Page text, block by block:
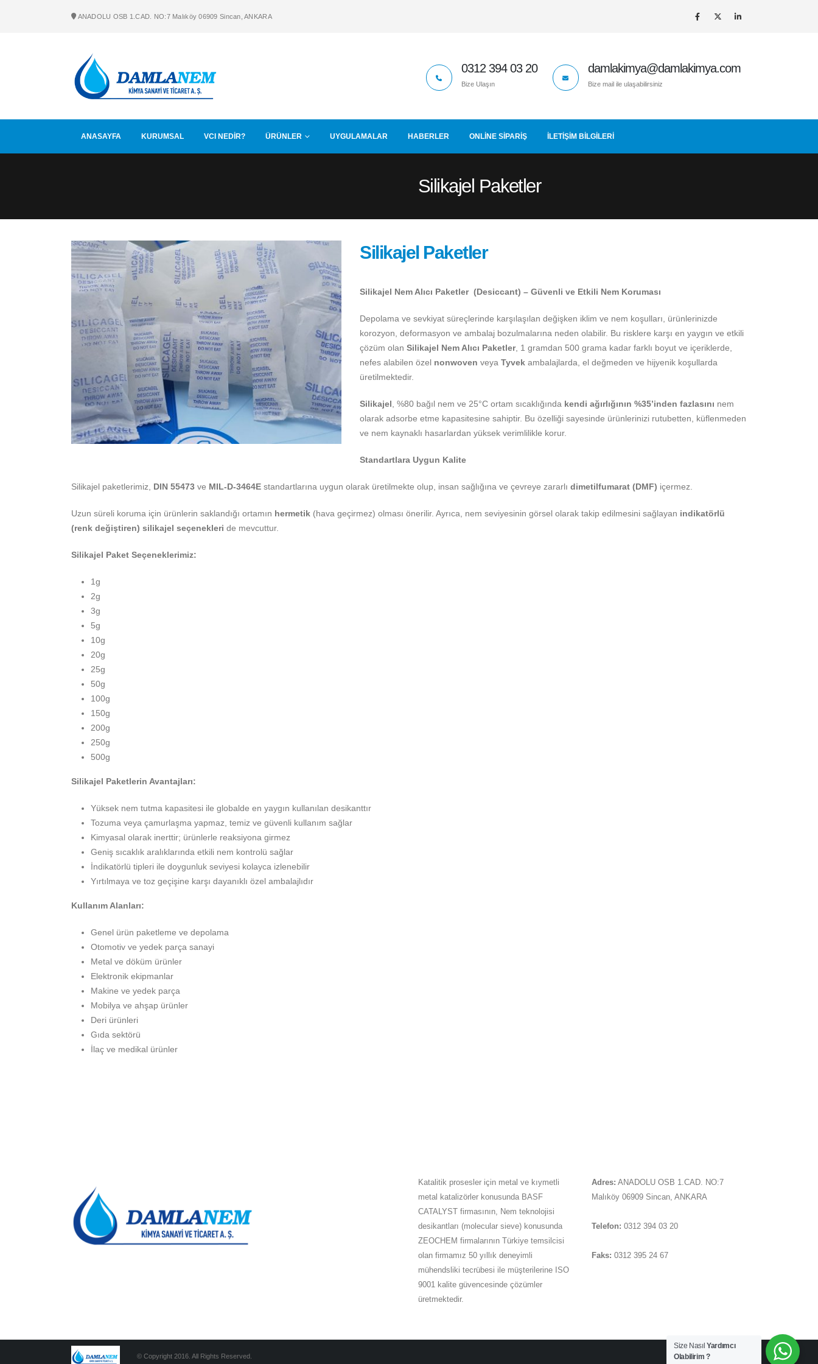
ANADOLU OSB 1.CAD. NO:7 Malıköy 06909 Sincan, ANKARA
0312 394 03 20
Bize Ulaşın
damlakimya@damlakimya.com
Bize mail ile ulaşabilirsiniz
ANASAYFA KURUMSAL VCI NEDİR? ÜRÜNLER UYGULAMALAR HABERLER ONLINE SIPARIŞ İLETIŞIM BİLGİLERİ
Silikajel Paketler
Silikajel Paketler
Silikajel Nem Alıcı Paketler (Desiccant) – Güvenli ve Etkili Nem Koruması
Depolama ve sevkiyat süreçlerinde karşılaşılan değişken iklim ve nem koşulları, ürünlerinizde
korozyon, deformasyon ve ambalaj bozulmalarına neden olabilir. Bu risklere karşı en yaygın ve etkili
çözüm olan Silikajel Nem Alıcı Paketler, 1 gramdan 500 grama kadar farklı boyut ve içeriklerde,
nefes alabilen özel nonwoven veya Tyvek ambalajlarda, el değmeden ve hijyenik koşullarda
üretilmektedir.
Silikajel , %80 bağıl nem ve 25°C ortam sıcaklığında kendi ağırlığının %35’inden fazlasını nem
olarak adsorbe etme kapasitesine sahiptir. Bu özelliği sayesinde ürünlerinizi rutubetten, küflenmeden
ve nem kaynaklı hasarlardan yüksek verimlilikle korur.
Standartlara Uygun Kalite
Silikajel paketlerimiz, DIN 55473 ve MIL-D-3464E standartlarına uygun olarak üretilmekte olup, insan sağlığına ve çevreye zararlı dimetilfumarat (DMF) içermez.
Uzun süreli koruma için ürünlerin saklandığı ortamın hermetik (hava geçirmez) olması önerilir. Ayrıca, nem seviyesinin görsel olarak takip edilmesini sağlayan indikatörlü
(renk değiştiren) silikajel seçenekleri de mevcuttur.
Silikajel Paket Seçeneklerimiz:
1g
2g
3g
5g
10g
20g
25g
50g
100g
150g
200g
250g
500g
Silikajel Paketlerin Avantajları:
Yüksek nem tutma kapasitesi ile globalde en yaygın kullanılan desikanttır
Tozuma veya çamurlaşma yapmaz, temiz ve güvenli kullanım sağlar
Kimyasal olarak inerttir; ürünlerle reaksiyona girmez
Geniş sıcaklık aralıklarında etkili nem kontrolü sağlar
İndikatörlü tipleri ile doygunluk seviyesi kolayca izlenebilir
Yırtılmaya ve toz geçişine karşı dayanıklı özel ambalajlıdır
Kullanım Alanları:
Genel ürün paketleme ve depolama
Otomotiv ve yedek parça sanayi
Metal ve döküm ürünler
Elektronik ekipmanlar
Makine ve yedek parça
Mobilya ve ahşap ürünler
Deri ürünleri
Gıda sektörü
İlaç ve medikal ürünler
Katalitik prosesler için metal ve kıymetli
metal katalizörler konusunda BASF
CATALYST firmasının, Nem teknolojisi
desikantları (molecular sieve) konusunda
ZEOCHEM firmalarının Türkiye temsilcisi
olan firmamız 50 yıllık deneyimli
mühendsliki tecrübesi ile müşterilerine ISO
9001 kalite güvencesinde çözümler
üretmektedir.
Adres: ANADOLU OSB 1.CAD. NO:7
Malıköy 06909 Sincan, ANKARA
Telefon: 0312 394 03 20
Faks: 0312 395 24 67
© Copyright 2016. All Rights Reserved.
Size NasılYardımcı
Olabilirim ?